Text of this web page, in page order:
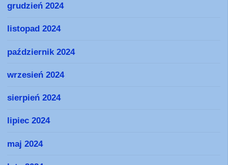
grudzień 2024
listopad 2024
październik 2024
wrzesień 2024
sierpień 2024
lipiec 2024
maj 2024